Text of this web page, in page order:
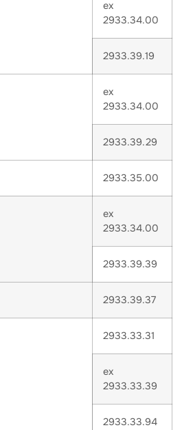
ex
2933.34.00
2933.39.19
ex
2933.34.00
2933.39.29
2933.35.00
ex
2933.34.00
2933.39.39
2933.39.37
2933.33.31
ex
2933.33.39
2933.33.94